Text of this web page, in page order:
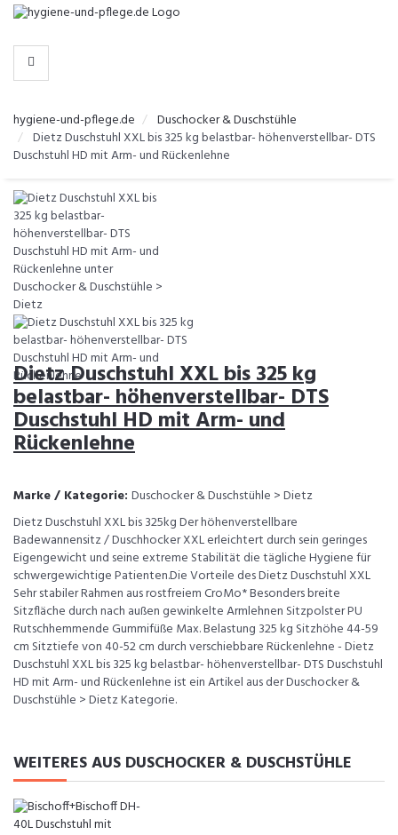
-
KATEGORIEN
hygiene-und-pflege.de
Duschocker & Duschstühle
Dietz Duschstuhl XXL bis 325 kg belastbar- höhenverstellbar- DTS
Duschstuhl HD mit Arm- und Rückenlehne
Dietz Duschstuhl XXL bis 325 kg
belastbar- höhenverstellbar- DTS
Duschstuhl HD mit Arm- und
Rückenlehne
Marke / Kategorie: Duschocker & Duschstühle > Dietz
Dietz Duschstuhl XXL bis 325kg Der höhenverstellbare
Badewannensitz / Duschhocker XXL erleichtert durch sein geringes
Eigengewicht und seine extreme Stabilität die tägliche Hygiene für
schwergewichtige Patienten.Die Vorteile des Dietz Duschstuhl XXL
Sehr stabiler Rahmen aus rostfreiem CroMo* Besonders breite
Sitzfläche durch nach außen gewinkelte Armlehnen Sitzpolster PU
Rutschhemmende Gummifüße Max. Belastung 325 kg Sitzhöhe 44-59
cm Sitztiefe von 40-52 cm durch verschiebbare Rückenlehne - Dietz
Duschstuhl XXL bis 325 kg belastbar- höhenverstellbar- DTS Duschstuhl
HD mit Arm- und Rückenlehne ist ein Artikel aus der Duschocker &
Duschstühle > Dietz Kategorie.
WEITERES AUS DUSCHOCKER & DUSCHSTÜHLE